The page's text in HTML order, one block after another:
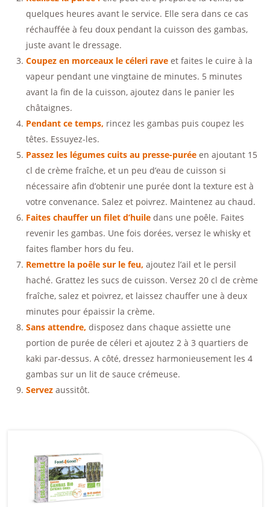
quelques heures avant le service. Elle sera dans ce cas
réchauffée à feu doux pendant la cuisson des gambas,
juste avant le dressage.
Coupez en morceaux le céleri rave et faites le cuire à la
vapeur pendant une vingtaine de minutes. 5 minutes
avant la fin de la cuisson, ajoutez dans le panier les
châtaignes.
Pendant ce temps, rincez les gambas puis coupez les
têtes. Essuyez-les.
Passez les légumes cuits au presse-purée en ajoutant 15
cl de crème fraîche, et un peu d’eau de cuisson si
nécessaire afin d’obtenir une purée dont la texture est à
votre convenance. Salez et poivrez. Maintenez au chaud.
Faites chauffer un filet d’huile dans une poêle. Faites
revenir les gambas. Une fois dorées, versez le whisky et
faites flamber hors du feu.
Remettre la poêle sur le feu, ajoutez l’ail et le persil
haché. Grattez les sucs de cuisson. Versez 20 cl de crème
fraîche, salez et poivrez, et laissez chauffer une à deux
minutes pour épaissir la crème.
Sans attendre, disposez dans chaque assiette une
portion de purée de céleri et ajoutez 2 à 3 quartiers de
kaki par-dessus. A côté, dressez harmonieusement les 4
gambas sur un lit de sauce crémeuse.
Servez aussitôt.